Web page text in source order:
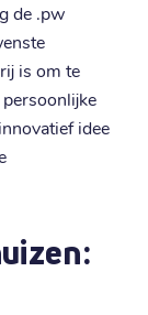
de .pw
is om te
idee